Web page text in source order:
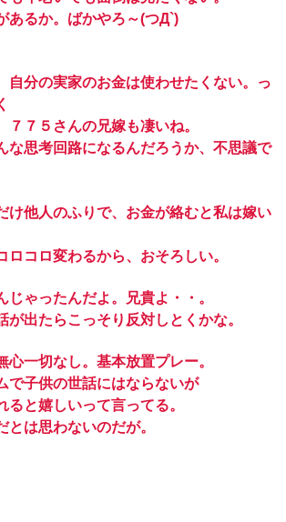
あるか。ばかやろ～(つД`)
自分の実家のお金は使わせたくない。っ
７５さんの兄嫁も凄いね。
な思考回路になるんだろうか、不思議で
け他人のふりで、お金が絡むと私は嫁い
ロコロ変わるから、おそろしい。
じゃったんだよ。兄貴よ・・。
が出たらこっそり反対しとくかな。
心一切なし。基本放置プレー。
で子供の世話にはならないが
ると嬉しいって言ってる。
とは思わないのだが。